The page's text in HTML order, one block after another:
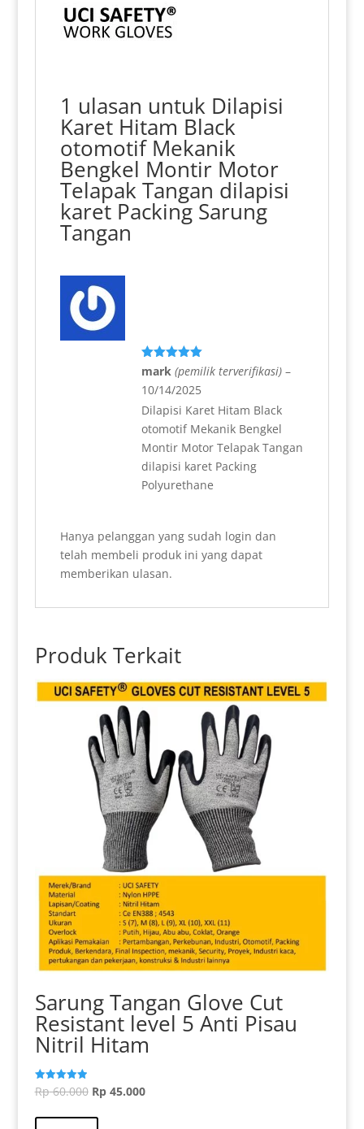
1 ulasan untuk Dilapisi
Karet Hitam Black
otomotif Mekanik
Bengkel Montir Motor
Telapak Tangan dilapisi
karet Packing Sarung
Tangan
Dinilai5
mark (pemilik terverifikasi) –
10/14/2025
Dilapisi Karet Hitam Black
otomotif Mekanik Bengkel
Montir Motor Telapak Tangan
dilapisi karet Packing
Polyurethane
Hanya pelanggan yang sudah login dan
telah membeli produk ini yang dapat
memberikan ulasan.
Produk Terkait
Sarung Tangan Glove Cut
Resistant level 5 Anti Pisau
Nitril Hitam
Dinilai
5.00
Rp60.000 Harga
Rp45.000Harga